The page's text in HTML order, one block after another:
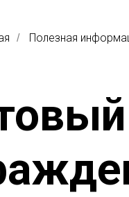
/ Полезная